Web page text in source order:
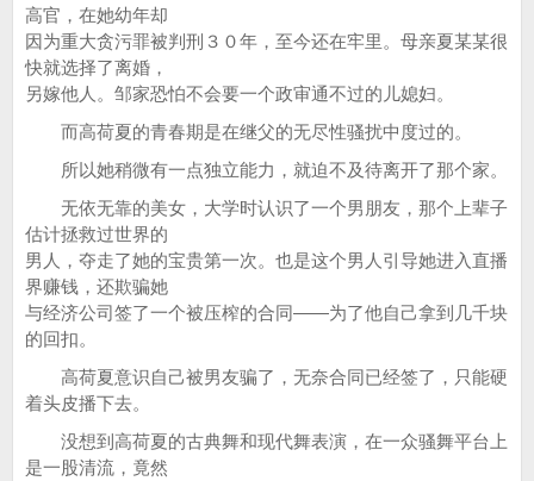
高官，在她幼年却
因为重大贪污罪被判刑３０年，至今还在牢里。母亲夏某某很
快就选择了离婚，
另嫁他人。邹家恐怕不会要一个政审通不过的儿媳妇。
而高荷夏的青春期是在继父的无尽性骚扰中度过的。
所以她稍微有一点独立能力，就迫不及待离开了那个家。
无依无靠的美女，大学时认识了一个男朋友，那个上辈子
估计拯救过世界的
男人，夺走了她的宝贵第一次。也是这个男人引导她进入直播
界赚钱，还欺骗她
与经济公司签了一个被压榨的合同——为了他自己拿到几千块
的回扣。
高荷夏意识自己被男友骗了，无奈合同已经签了，只能硬
着头皮播下去。
没想到高荷夏的古典舞和现代舞表演，在一众骚舞平台上
是一股清流，竟然